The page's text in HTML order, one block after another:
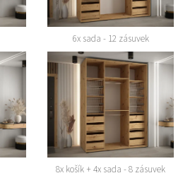
6x sada - 12 zásuvek
8x košík + 4x sada - 8 zásuvek